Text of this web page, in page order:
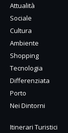
Attualità
Sociale
Cultura
Ambiente
Shopping
Tecnologia
Differenziata
Porto
Nei Dintorni
Itinerari Turistici